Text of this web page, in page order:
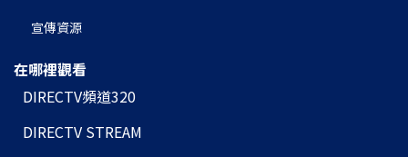
宣傳資源
在哪裡觀看
DIRECTV頻道320
DIRECTV STREAM